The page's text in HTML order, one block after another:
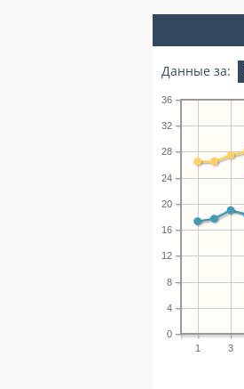
Данные за:
1 3
0
4
8
12
16
20
24
28
32
36